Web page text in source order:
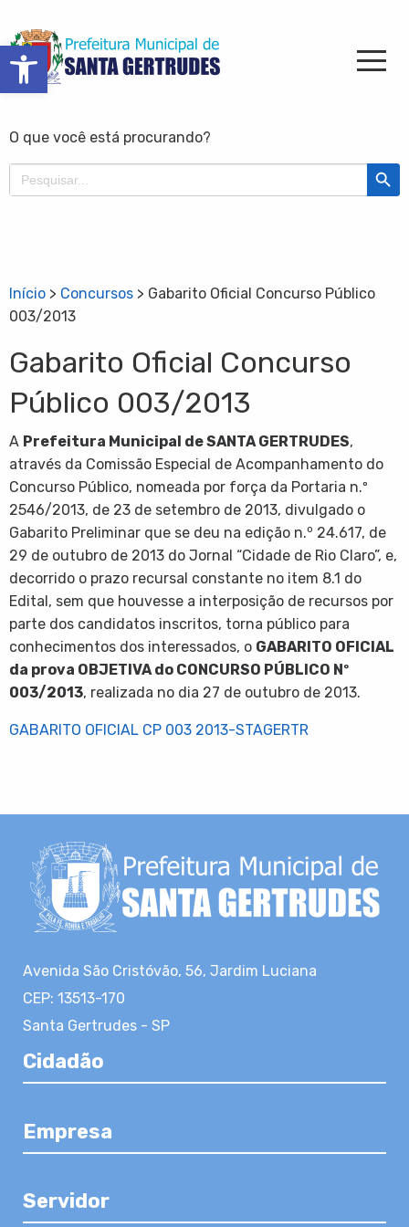
Barra de Ferramentas Aberta
O que você está procurando?
Search
for:
Search
Início > Concursos > Gabarito Oficial Concurso Público
003/2013
Gabarito Oficial Concurso
Público 003/2013
A Prefeitura Municipal de SANTA GERTRUDES,
através da Comissão Especial de Acompanhamento do
Concurso Público, nomeada por força da Portaria n.º
2546/2013, de 23 de setembro de 2013, divulgado o
Gabarito Preliminar que se deu na edição n.o 24.617, de
29 de outubro de 2013 do Jornal “Cidade de Rio Claro”, e,
decorrido o prazo recursal constante no item 8.1 do
Edital, sem que houvesse a interposição de recursos por
parte dos candidatos inscritos, torna público para
conhecimentos dos interessados, o GABARITO OFICIAL
da prova OBJETIVA do CONCURSO PÚBLICO Nº
003/2013, realizada no dia 27 de outubro de 2013.
GABARITO OFICIAL CP 003 2013-STAGERTR
Avenida São Cristóvão, 56, Jardim Luciana
CEP: 13513-170
Santa Gertrudes - SP
Cidadão
Empresa
Servidor